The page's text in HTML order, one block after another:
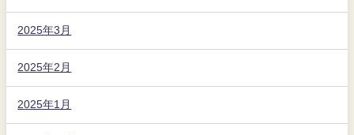
2025年3月
2025年2月
2025年1月